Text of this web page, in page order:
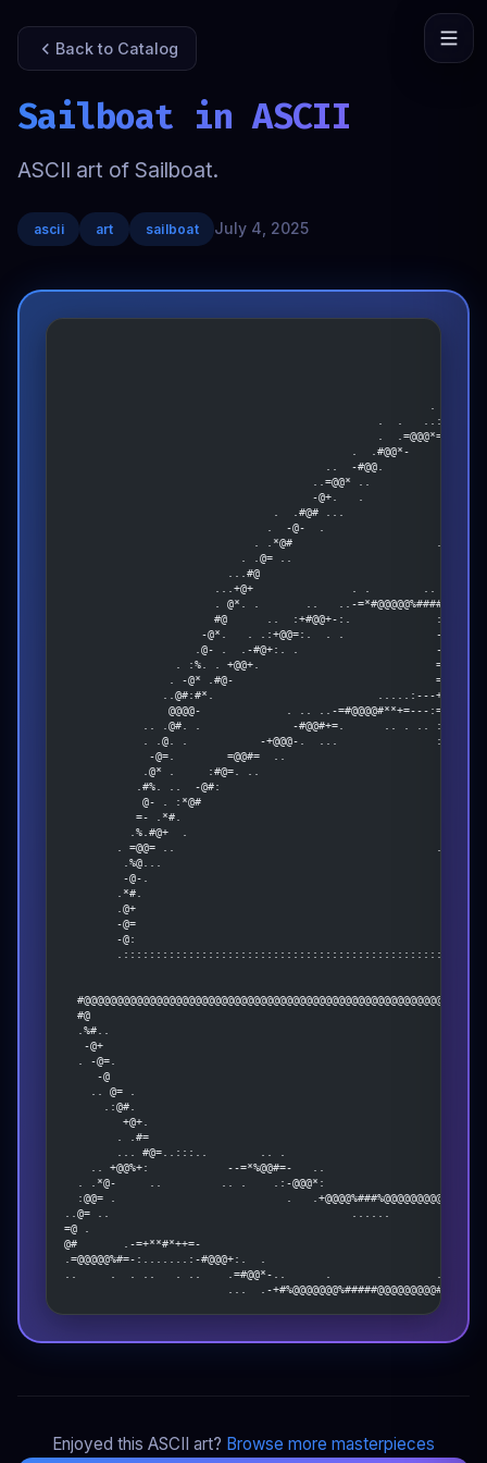
Back to Catalog
Sailboat in ASCII
ASCII art of Sailboat.
ascii art sailboat July 4, 2025
-
.  .#@#
.  -@-  .
. .*@#
. .@= ..
...#@
...+@+
. @*. .       ..
#@      ..  :+#@@+-:.
-@*.   . .:+@@=:.  . .
.@- .  .-#@+:. .
. :%. . +@@+.
. -@* .#@-
..@#:#*.
@@@@-             . .. ..-
.. .@#. .              -#@@#+=.
. .@. .           -+@@@-.  ...
-@=.        =@@#=  ..
.@* .     :#@=. ..
.#%. ..  -@#:
@- . :*@#
=- .*#.
.%.#@+  .
. =@@= ..
.%@...
-@-.
.*#.
.@+
-@=
-@:
#@
.%#..
-@+
. -@=.
-@
.. @= .
.:@#.
+@+.
. .#=
... #@=..:::..        .. .
.. +@@%+:            --=*%@@#=-   ..
. .*@-     ..         .. .    .:-@@@*:                  .-
:@@= .                          .   .+@@@@%###%@@@@@@@@@=--.
..@= ..                                     ......
=@ .
@#       .-=+**#*++=-
.=@@@@@%#=-:.......:-#@@@+:.  .
..     .  . ..   . ..    .=#@@*-..      .                ...-
...  .-
Enjoyed this ASCII art? Browse more masterpieces